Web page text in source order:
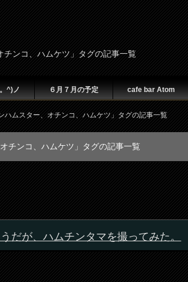
ンコ、ハムケツ」タグの記事一覧
^)ノ ６月７月の予定 cafe bar Atom
ハムスター、オチンコ、ハムケツ」タグの記事一覧
チンコ、ハムケツ」タグの記事一覧
だが、ハムチンタマを撮ってみた。